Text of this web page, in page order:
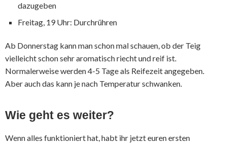
dazugeben
Freitag, 19 Uhr: Durchrühren
Ab Donnerstag kann man schon mal schauen, ob der Teig
vielleicht schon sehr aromatisch riecht und reif ist.
Normalerweise werden 4-5 Tage als Reifezeit angegeben.
Aber auch das kann je nach Temperatur schwanken.
Wie geht es weiter?
Wenn alles funktioniert hat, habt ihr jetzt euren ersten